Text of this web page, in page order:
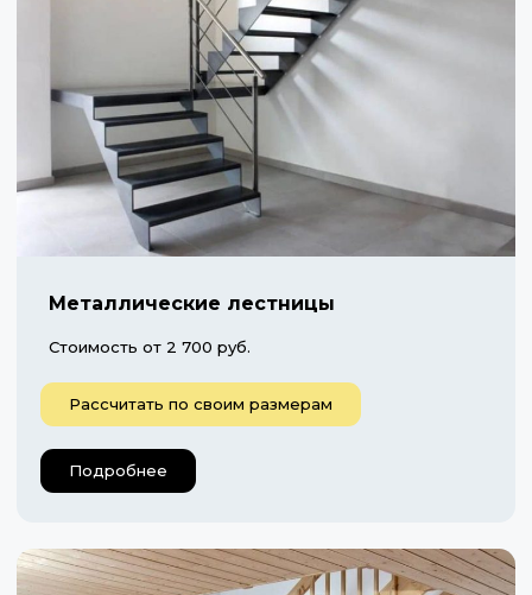
Металлические лестницы
Стоимость от 2 700 руб.
Рассчитать по своим размерам
Подробнее